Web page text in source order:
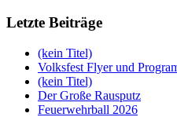
Letzte Beiträge
(kein Titel)
Volksfest Flyer und
(kein Titel)
Der Große Rausputz
Feuerwehrball 2026